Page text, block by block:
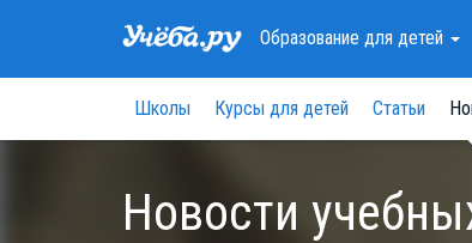
Образованиедля детей
Школы Курсы для детей Статьи
Новости